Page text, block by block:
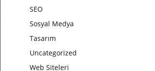
SEO
Sosyal Medya
Tasarım
Uncategorized
Web Siteleri